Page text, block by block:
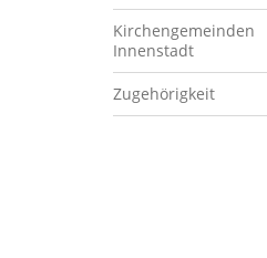
Kirchengemeinden
Innenstadt
Zugehörigkeit